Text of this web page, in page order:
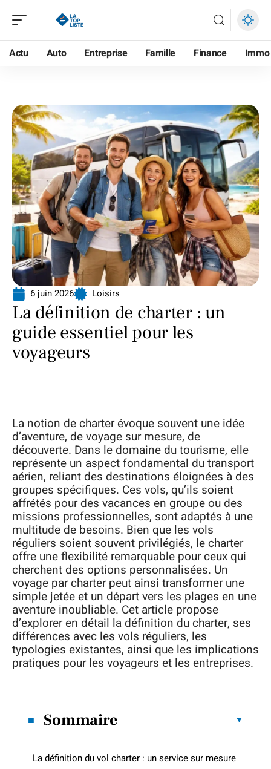
Actu Auto Entreprise Famille Finance Immo
6 juin 2026 Loisirs
La définition de charter : un
guide essentiel pour les
voyageurs
La notion de charter évoque souvent une idée
d’aventure, de voyage sur mesure, de
découverte. Dans le domaine du tourisme, elle
représente un aspect fondamental du transport
aérien, reliant des destinations éloignées à des
groupes spécifiques. Ces vols, qu’ils soient
affrétés pour des vacances en groupe ou des
missions professionnelles, sont adaptés à une
multitude de besoins. Bien que les vols
réguliers soient souvent privilégiés, le charter
offre une flexibilité remarquable pour ceux qui
cherchent des options personnalisées. Un
voyage par charter peut ainsi transformer une
simple jetée et un départ vers les plages en une
aventure inoubliable. Cet article propose
d’explorer en détail la définition du charter, ses
différences avec les vols réguliers, les
typologies existantes, ainsi que les implications
pratiques pour les voyageurs et les entreprises.
Sommaire
La définition du vol charter : un service sur mesure